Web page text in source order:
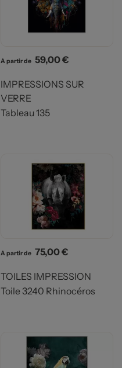
A partir de Prix
59,00 €
IMPRESSIONS SUR
VERRE
Tableau 135
A partir de Prix
75,00 €
TOILES IMPRESSION
Toile 3240 Rhinocéros